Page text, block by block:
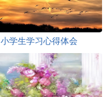
小学生学习心得体会